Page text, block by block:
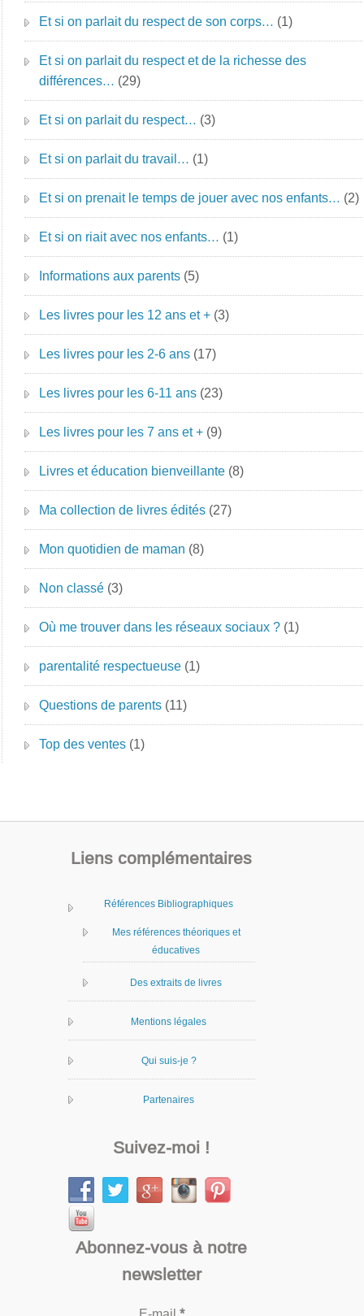
Et si on parlait du respect de son corps… (1)
Et si on parlait du respect et de la richesse des
différences… (29)
Et si on parlait du respect… (3)
Et si on parlait du travail… (1)
Et si on prenait le temps de jouer avec nos enfants… (2)
Et si on riait avec nos enfants… (1)
Informations aux parents (5)
Les livres pour les 12 ans et + (3)
Les livres pour les 2-6 ans (17)
Les livres pour les 6-11 ans (23)
Les livres pour les 7 ans et + (9)
Livres et éducation bienveillante (8)
Ma collection de livres édités (27)
Mon quotidien de maman (8)
Non classé (3)
Où me trouver dans les réseaux sociaux ? (1)
parentalité respectueuse (1)
Questions de parents (11)
Top des ventes (1)
Liens complémentaires
Références Bibliographiques
Mes références théoriques et
éducatives
Des extraits de livres
Mentions légales
Qui suis-je ?
Partenaires
Suivez-moi !
Abonnez-vous à notre
newsletter